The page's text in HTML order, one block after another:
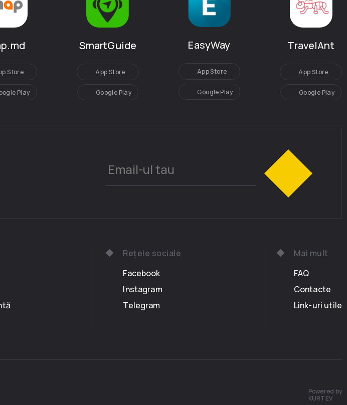
Store
Play
SmartGuide
App Store
Google Play
EasyWay
App Store
Google Play
TravelAnt
App Store
Google Play
Rețele sociale
Facebook
Instagram
Telegram
Mai mult
FAQ
Contacte
Link-uri utile
Powered by
KURTEV